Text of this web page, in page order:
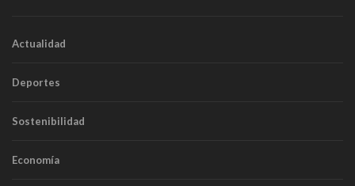
Actualidad
Deportes
Sostenibilidad
Economía